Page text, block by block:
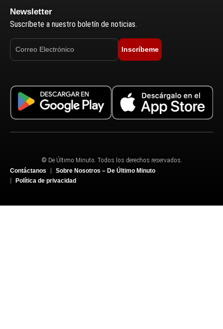
Newsletter
Suscríbete a nuestro boletín de noticias.
Inscríbeme
© De Último Minuto. Todos los derechos reservados.
Contáctanos
Sobre Nosotros – De Último Minuto
Política de privacidad